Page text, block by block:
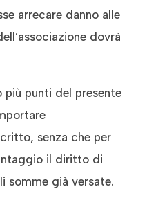
arrecare danno alle
dovrà
più punti del presente
senza che per
il diritto di
somme già versate.